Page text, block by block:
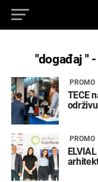
"događaj "
PROMO
TECE
PROMO